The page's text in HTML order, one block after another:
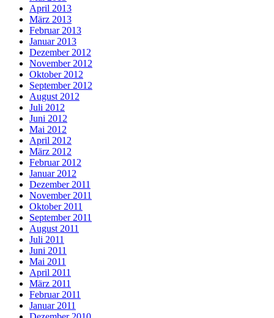
April 2013
März 2013
Februar 2013
Januar 2013
Dezember 2012
November 2012
Oktober 2012
September 2012
August 2012
Juli 2012
Juni 2012
Mai 2012
April 2012
März 2012
Februar 2012
Januar 2012
Dezember 2011
November 2011
Oktober 2011
September 2011
August 2011
Juli 2011
Juni 2011
Mai 2011
April 2011
März 2011
Februar 2011
Januar 2011